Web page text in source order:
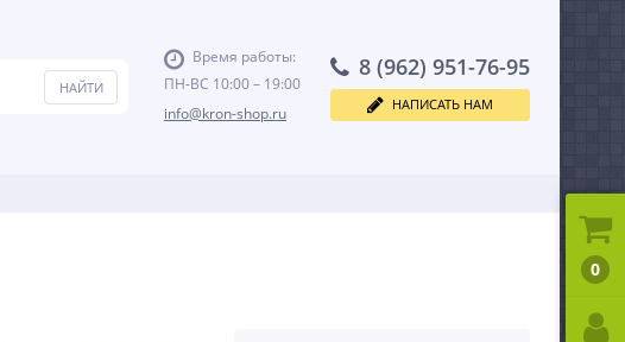
Время работы:
ПН-ВС 10:00 – 19:00
info@kron-shop.ru
8 (962) 951-76-95
НАПИСАТЬ НАМ
0